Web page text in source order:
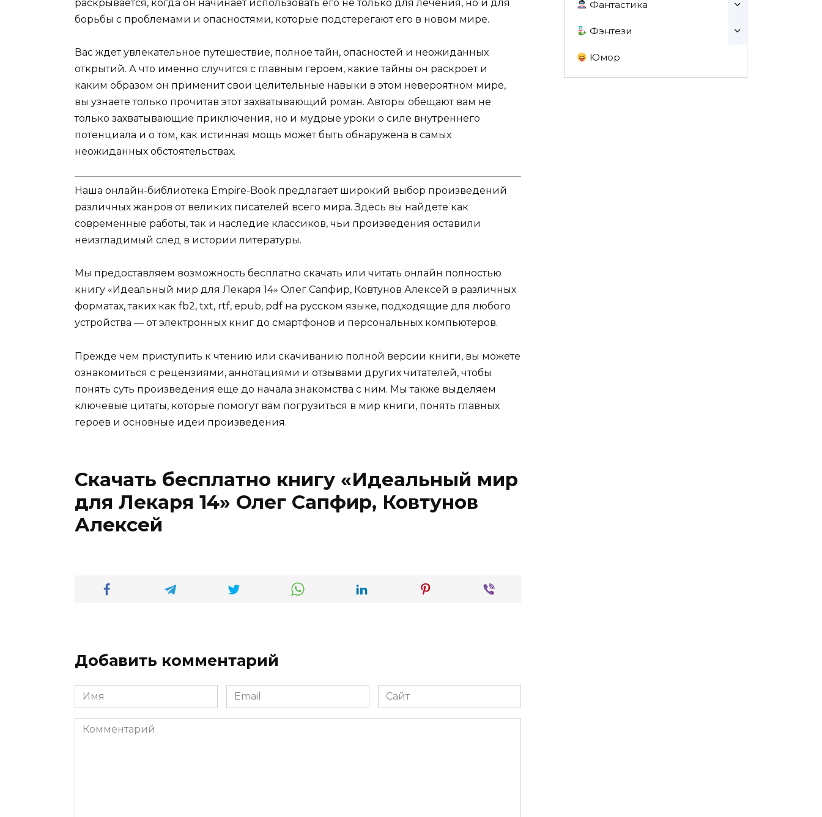
раскрывается, когда он начинает использовать его не только для лечения, но и для
борьбы с проблемами и опасностями, которые подстерегают его в новом мире.
Вас ждет увлекательное путешествие, полное тайн, опасностей и неожиданных
открытий. А что именно случится с главным героем, какие тайны он раскроет и
каким образом он применит свои целительные навыки в этом невероятном мире,
вы узнаете только прочитав этот захватывающий роман. Авторы обещают вам не
только захватывающие приключения, но и мудрые уроки о силе внутреннего
потенциала и о том, как истинная мощь может быть обнаружена в самых
неожиданных обстоятельствах.
Наша онлайн-библиотека Empire-Book предлагает широкий выбор произведений
различных жанров от великих писателей всего мира. Здесь вы найдете как
современные работы, так и наследие классиков, чьи произведения оставили
неизгладимый след в истории литературы.
Мы предоставляем возможность бесплатно скачать или читать онлайн полностью
книгу «Идеальный мир для Лекаря 14» Олег Сапфир, Ковтунов Алексей в различных
форматах, таких как fb2, txt, rtf, epub, pdf на русском языке, подходящие для любого
устройства — от электронных книг до смартфонов и персональных компьютеров.
Прежде чем приступить к чтению или скачиванию полной версии книги, вы можете
ознакомиться с рецензиями, аннотациями и отзывами других читателей, чтобы
понять суть произведения еще до начала знакомства с ним. Мы также выделяем
ключевые цитаты, которые помогут вам погрузиться в мир книги, понять главных
героев и основные идеи произведения.
Скачать бесплатно книгу «Идеальный мир
для Лекаря 14» Олег Сапфир, Ковтунов
Алексей
Добавить комментарий
Имя
*
Email
*
Сайт
Комментарий
Фантастика
Фэнтези
Юмор